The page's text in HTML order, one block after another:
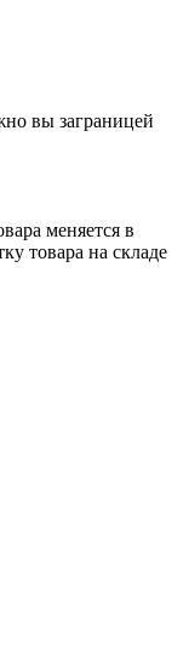
вы заграницей
меняется в
товара на складе